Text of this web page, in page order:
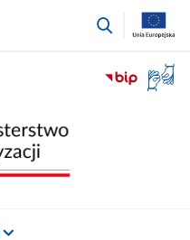
przejdź
okno